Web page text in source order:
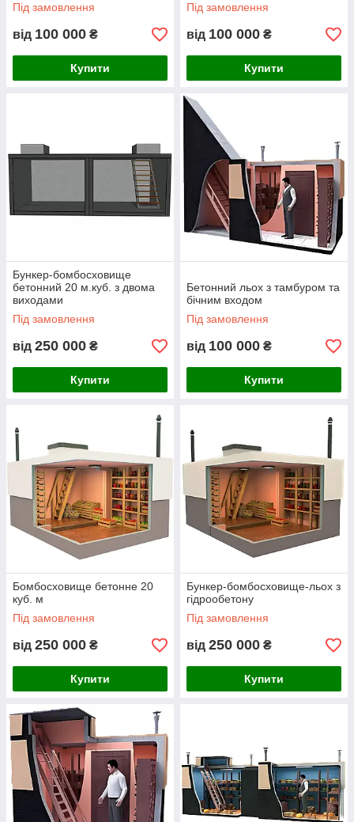
Під замовлення
від 100 000 ₴
Купити
Під замовлення
від 100 000 ₴
Купити
Бункер-бомбосховище
бетонний 20 м.куб. з двома
виходами
Під замовлення
від 250 000 ₴
Купити
Бетонний льох з тамбуром та
бічним входом
Під замовлення
від 100 000 ₴
Купити
Бомбосховище бетонне 20
куб. м
Під замовлення
від 250 000 ₴
Купити
Бункер-бомбосховище-льох з
гідрообетону
Під замовлення
від 250 000 ₴
Купити